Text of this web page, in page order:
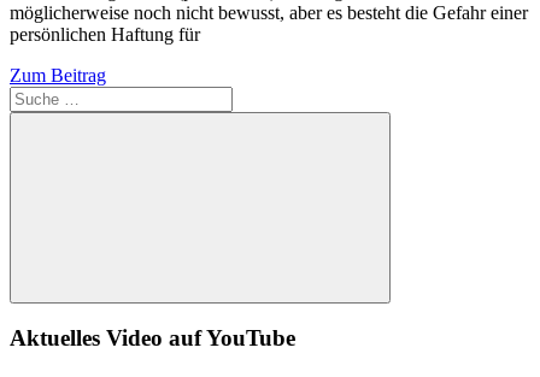
möglicherweise noch nicht bewusst, aber es besteht die Gefahr einer
persönlichen Haftung für
Zum Beitrag
Suche
Aktuelles Video auf YouTube